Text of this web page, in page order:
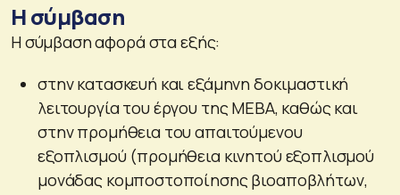
Η σύμβαση
Η σύμβαση αφορά στα εξής:
στην κατασκευή και εξάμηνη δοκιμαστική
λειτουργία του έργου της ΜΕΒΑ, καθώς και
στην προμήθεια του απαιτούμενου
εξοπλισμού (προμήθεια κινητού εξοπλισμού
μονάδας κομποστοποίησης βιοαποβλήτων,